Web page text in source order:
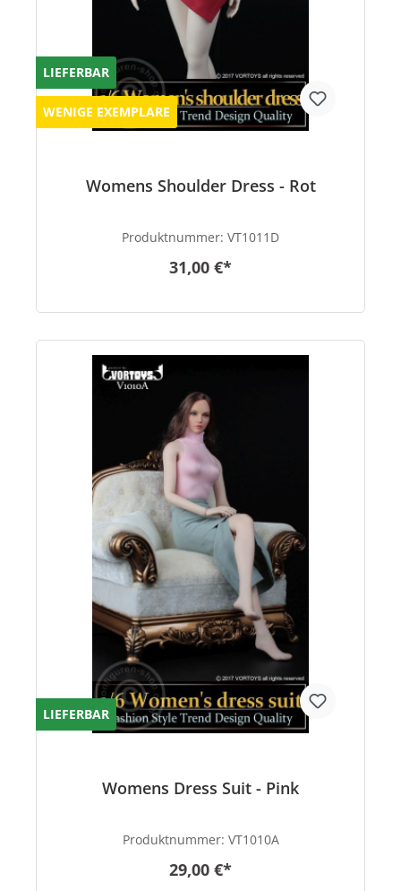
LIEFERBAR
WENIGE EXEMPLARE
Womens Shoulder Dress - Rot
Produktnummer: VT1011D
31,00 €*
LIEFERBAR
Womens Dress Suit - Pink
Produktnummer: VT1010A
29,00 €*